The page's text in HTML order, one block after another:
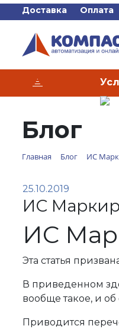
Доставка Оплата
Блог
Главная Блог ИС
25.10.2019
ИС
ИС
Эта статья
В приведенном
вообще такое, и
Приводится